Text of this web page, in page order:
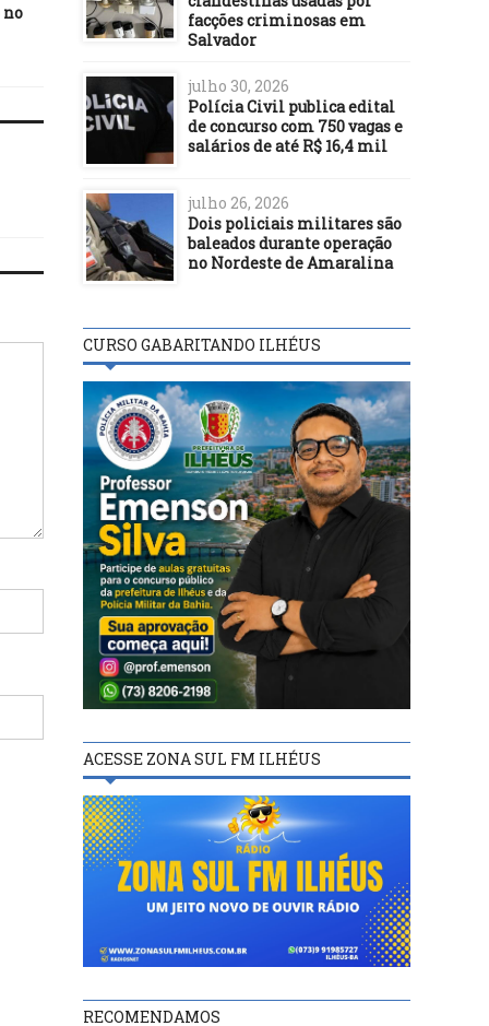
Bolsa Família para auxílio
emergencial
para a mega abertura
Semana de Inovação
facções criminosas em
Salvador
julho 30, 2026
Polícia Civil publica edital
de concurso com 750 vagas e
salários de até R$ 16,4 mil
julho 26, 2026
Dois policiais militares são
baleados durante operação
no Nordeste de Amaralina
CURSO GABARITANDO ILHÉUS
ACESSE ZONA SUL FM ILHÉUS
RECOMENDAMOS